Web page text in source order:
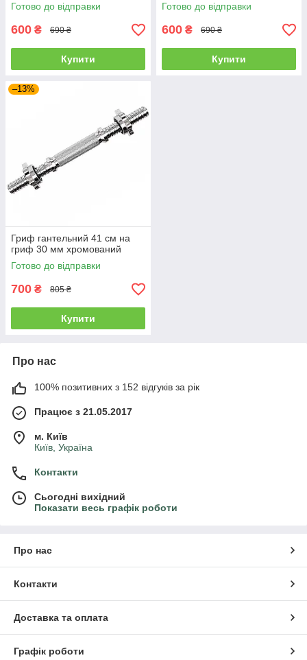
Готово до відправки
600 ₴ 690 ₴
Купити
Готово до відправки
600 ₴ 690 ₴
Купити
–13%
Гриф гантельний 41 см на
гриф 30 мм хромований
Готово до відправки
700 ₴ 805 ₴
Купити
Про нас
100% позитивних з 152 відгуків за рік
Працює з 21.05.2017
м. Київ
Київ, Україна
Контакти
Сьогодні вихідний
Показати весь графік роботи
Про нас
Контакти
Доставка та оплата
Графік роботи